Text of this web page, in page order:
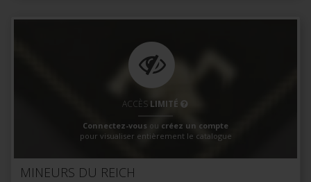
ACCÈS LIMITÉ
Connectez-vous ou créez un compte
pour visualiser entièrement le catalogue
MINEURS DU REICH